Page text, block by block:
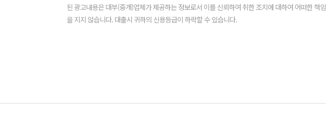
된 광고내용은 대부(중개)업체가 제공하는 정보로서 이를 신뢰하여 취한 조치에 대하여 어떠한 책임
을 지지 않습니다. 대출시 귀하의 신용등급이 하락할 수 있습니다.